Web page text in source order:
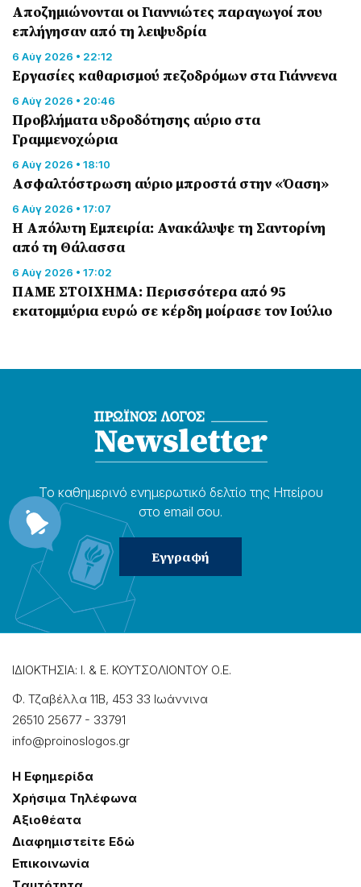
Αποζημιώνονται οι Γιαννιώτες παραγωγοί που
επλήγησαν από τη λειψυδρία
6 Αύγ 2026 • 22:12
Εργασίες καθαρισμού πεζοδρόμων στα Γιάννενα
6 Αύγ 2026 • 20:46
Προβλήματα υδροδότησης αύριο στα
Γραμμενοχώρια
6 Αύγ 2026 • 18:10
Ασφαλτόστρωση αύριο μπροστά στην «Όαση»
6 Αύγ 2026 • 17:07
Η Απόλυτη Εμπειρία: Ανακάλυψε τη Σαντορίνη
από τη Θάλασσα
6 Αύγ 2026 • 17:02
ΠΑΜΕ ΣΤΟΙΧΗΜΑ: Περισσότερα από 95
εκατομμύρια ευρώ σε κέρδη μοίρασε τον Ιούλιο
Το καθημερɩνό ενημερωτɩκό δελτίο της Ηπείρου
στο email σου.
ΙΔΙΟΚΤΗΣΙΑ: Ι. & Ε. ΚΟΥΤΣΟΛΙΟΝΤΟΥ Ο.Ε.
Φ. Τζαβέλλα 11Β, 453 33 Ιωάννɩνα
26510 25677 - 33791
info@proinoslogos.gr
Η Εφημερίδα
Χρήσɩμα Τηλέφωνα
Αξɩοθέατα
Δɩαφημɩστείτε Εδώ
Επɩκοɩνωνία